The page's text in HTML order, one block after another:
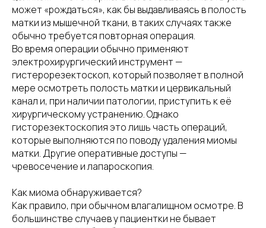
может «рождаться», как бы выдавливаясь в полость
матки из мышечной ткани, в таких случаях также
обычно требуется повторная операция.
Во время операции обычно применяют
электрохирургический инструмент —
гистерорезектоскоп, который позволяет в полной
мере осмотреть полость матки и цервикальный
канал и, при наличии патологии, приступить к её
хирургическому устранению. Однако
гисторезектоскопия это лишь часть операций,
которые выполняются по поводу удаления миомы
матки. Другие оперативные доступы —
чревосечение и лапароскопия.
Как миома обнаруживается?
Как правило, при обычном влагалищном осмотре. В
большинстве случаев у пациентки не бывает